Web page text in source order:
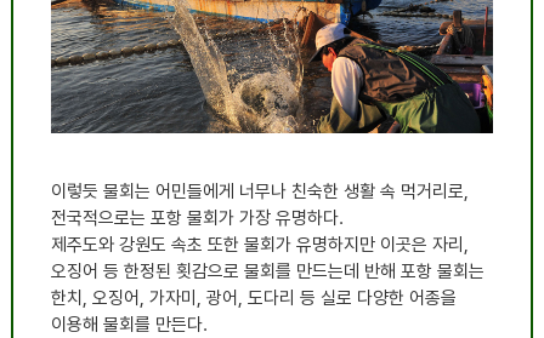
이렇듯 물회는 어민들에게 너무나 친숙한 생활 속 먹거리로,
전국적으로는 포항 물회가 가장 유명하다.
제주도와 강원도 속초 또한 물회가 유명하지만 이곳은 자리,
오징어 등 한정된 횟감으로 물회를 만드는데 반해 포항 물회는
한치, 오징어, 가자미, 광어, 도다리 등 실로 다양한 어종을
이용해 물회를 만든다.